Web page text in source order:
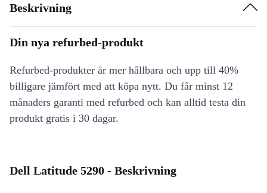
Beskrivning
Din nya refurbed-produkt
Refurbed-produkter är mer hållbara och upp till 40%
billigare jämfört med att köpa nytt. Du får minst 12
månaders garanti med refurbed och kan alltid testa din
produkt gratis i 30 dagar.
Dell Latitude 5290 - Beskrivning